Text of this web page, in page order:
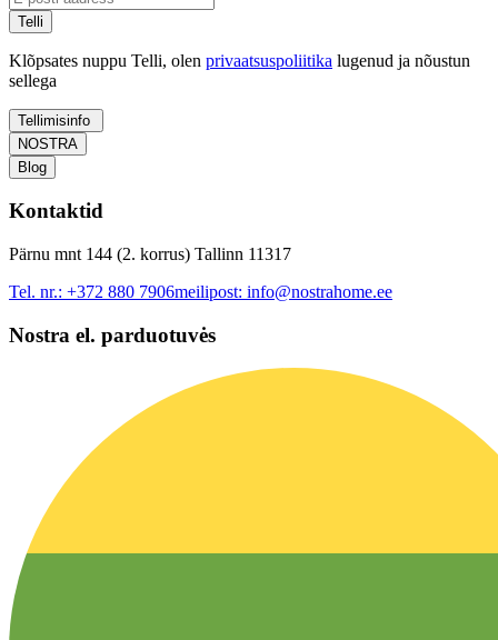
Telli
Klõpsates nuppu Telli, olen privaatsuspoliitika lugenud ja nõustun
sellega
Tellimisinfo
NOSTRA
Blog
Kontaktid
Pärnu mnt 144 (2. korrus) Tallinn 11317
Tel. nr.: +372 880 7906meilipost: info@nostrahome.ee
Nostra el. parduotuvės